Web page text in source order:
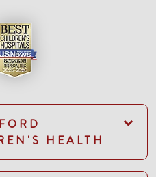
HEALTH